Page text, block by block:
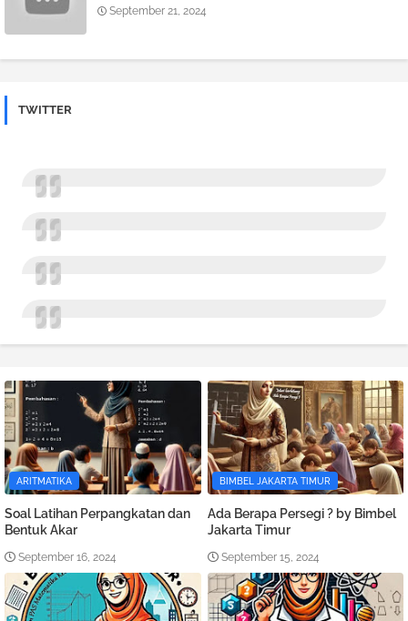
September 21, 2024
TWITTER
ARITMATIKA
Soal Latihan Perpangkatan dan
Bentuk Akar
September 16, 2024
BIMBEL JAKARTA TIMUR
Ada Berapa Persegi ? by Bimbel
Jakarta Timur
September 15, 2024